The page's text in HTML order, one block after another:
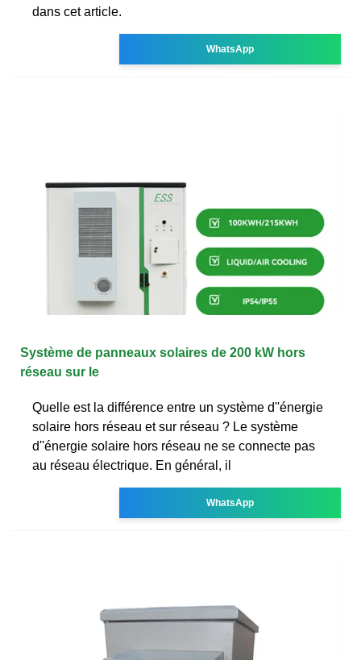
dans cet article.
WhatsApp
Système de panneaux solaires de 200 kW hors
réseau sur le
Quelle est la différence entre un système d''énergie
solaire hors réseau et sur réseau ? Le système
d''énergie solaire hors réseau ne se connecte pas
au réseau électrique. En général, il
WhatsApp